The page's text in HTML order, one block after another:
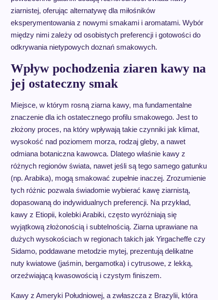
ziarnistej, oferując alternatywę dla miłośników
eksperymentowania z nowymi smakami i aromatami. Wybór
między nimi zależy od osobistych preferencji i gotowości do
odkrywania nietypowych doznań smakowych.
Wpływ pochodzenia ziaren kawy na
jej ostateczny smak
Miejsce, w którym rosną ziarna kawy, ma fundamentalne
znaczenie dla ich ostatecznego profilu smakowego. Jest to
złożony proces, na który wpływają takie czynniki jak klimat,
wysokość nad poziomem morza, rodzaj gleby, a nawet
odmiana botaniczna kawowca. Dlatego właśnie kawy z
różnych regionów świata, nawet jeśli są tego samego gatunku
(np. Arabika), mogą smakować zupełnie inaczej. Zrozumienie
tych różnic pozwala świadomie wybierać kawę ziarnistą,
dopasowaną do indywidualnych preferencji. Na przykład,
kawy z Etiopii, kolebki Arabiki, często wyróżniają się
wyjątkową złożonością i subtelnością. Ziarna uprawiane na
dużych wysokościach w regionach takich jak Yirgacheffe czy
Sidamo, poddawane metodzie mytej, prezentują delikatne
nuty kwiatowe (jaśmin, bergamotka) i cytrusowe, z lekką,
orzeźwiającą kwasowością i czystym finiszem.
Kawy z Ameryki Południowej, a zwłaszcza z Brazylii, która